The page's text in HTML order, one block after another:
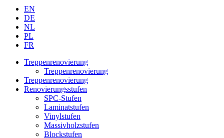
EN
DE
NL
PL
FR
Treppenrenovierung
Treppenrenovierung
Treppenrenovierung
Renovierungsstufen
SPC-Stufen
Laminatstufen
Vinylstufen
Massivholzstufen
Blockstufen